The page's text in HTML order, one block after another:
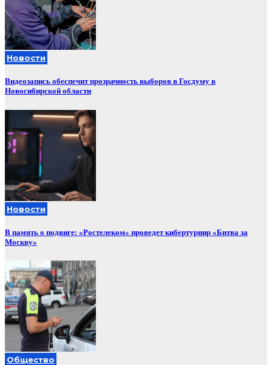
Новости
Видеозапись обеспечит прозрачность выборов в Госдуму в
Новосибирской области
Новости
В память о подвиге: «Ростелеком» проведет кибертурнир «Битва за
Москву»
Общество